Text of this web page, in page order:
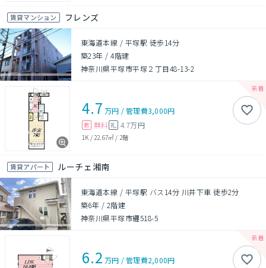
賃貸マンション フレンズ
東海道本線 / 平塚駅 徒歩14分
築23年 /4階建
神奈川県平塚市平塚２丁目48-13-2
4.7 万円 /管理費3,000円
敷 無料 礼 4.7万円
1K / 22.67㎡ / 2階
賃貸アパート ルーチェ湘南
東海道本線 / 平塚駅 バス14分 川井下車 徒歩2分
築6年 / 2階建
神奈川県平塚市纒518-5
6.2 万円 /管理費2,000円